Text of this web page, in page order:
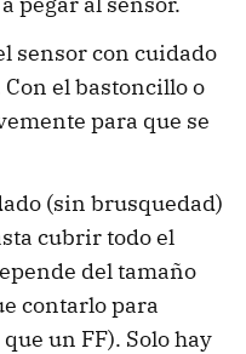
sensor con cuidado
el bastoncillo o
para que se
(sin brusquedad)
cubrir todo el
del tamaño
contarlo para
un FF). Solo hay